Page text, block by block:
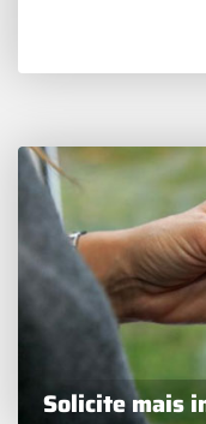
Solicite mais